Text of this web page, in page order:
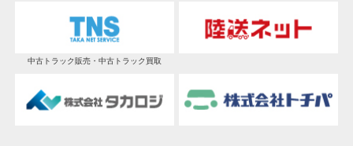
中古トラック販売・中古トラック買取